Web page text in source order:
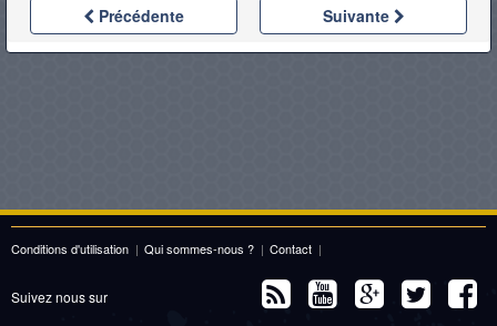
Précédente Suivante
Conditions d'utilisation | Qui sommes-nous ? | Contact |
Suivez nous sur